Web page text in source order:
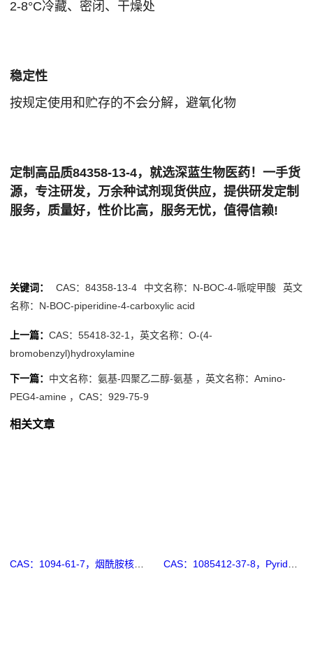
2-8°C冷藏、密闭、干燥处
稳定性
按规定使用和贮存的不会分解，避氧化物
定制高品质84358-13-4，就选深蓝生物医药！一手货
源，专注研发，万余种试剂现货供应，提供研发定制
服务，质量好，性价比高，服务无忧，值得信赖!
关键词： CAS：84358-13-4 中文名称：N-BOC-4-哌啶甲酸
英文
名称：N-BOC-piperidine-4-carboxylic acid
上一篇： CAS：55418-32-1，英文名称：O-(4-
bromobenzyl)hydroxylamine
下一篇： 中文名称：氨基-四聚乙二醇-氨基 ，英文名称：Amino-
PEG4-amine ，CAS：929-75-9
相关文章